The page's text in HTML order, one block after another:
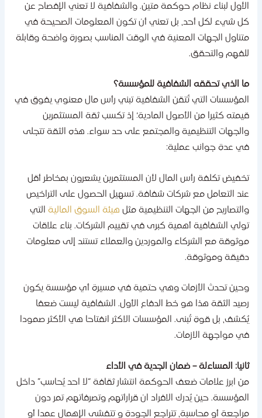
لبناء نظام حوكمة متين. والشفافية لا تعني الإفصاح عن
شيء لكل أحد، بل تعني أن تكون المعلومات الصحيحة في
الجهات المعنية في الوقت المناسب بصورة واضحة وقابلة
والتحقق.
الذي تحققه الشفافية للمؤسسة؟
التي تُتقن الشفافية تبني رأس مال معنوي يفوق في
كثيرا من الأصول المادية؛ إذ تكسب ثقة المستثمرين
التنظيمية والمجتمع على حد سواء. هذه الثقة تتجلى
عدة جوانب عملية:
تكلفة رأس المال لأن المستثمرين يشعرون بمخاطر أقل
التعامل مع شركات شفافة. تسهيل الحصول على التراخيص
من الجهات التنظيمية مثل هيئة السوق الماليةالتي
الشفافية أهمية كبرى في تقييم الشركات. بناء علاقات
مع الشركاء والموردين والعملاء تستند إلى معلومات
وموثوقة.
تحدث الأزمات وهي حتمية في مسيرة أي مؤسسة يكون
الثقة هذا هو خط الدفاع الأول. الشفافية ليست ضعفا
بل قوة تُبنى. المؤسسات الاكثر انفتاحا هي الأكثر صمودا
مواجهة الازمات.
المساءلة – ضمان الجدية في الأداء
ابرز علامات ضعف الحوكمة انتشار ثقافة “لا احد يُحاسب” داخل
حين يُدرك الافراد ان قراراتهم وتصرفاتهم تمر دون
أو محاسبة، تتراجع الجودة و تتفشى الإهمال عمدا أو